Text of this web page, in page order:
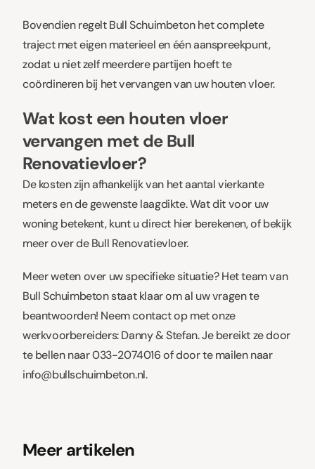
Bovendien regelt Bull Schuimbeton het complete
traject met eigen materieel en één aanspreekpunt,
zodat u niet zelf meerdere partijen hoeft te
coördineren bij het vervangen van uw houten vloer.
Wat kost een houten vloer
vervangen met de Bull
Renovatievloer?
De kosten zijn afhankelijk van het aantal vierkante
meters en de gewenste laagdikte. Wat dit voor uw
woning betekent,kunt u direct hier berekenen, of bekijk
meer over de Bull Renovatievloer.
Meer weten over uw specifieke situatie? Het team van
Bull Schuimbeton staat klaar om al uw vragen te
beantwoorden! Neem contact op met onze
werkvoorbereiders: Danny & Stefan. Je bereikt ze door
te bellen naar033-2074016of door te mailen naar
info@bullschuimbeton.nl.
Meer artikelen